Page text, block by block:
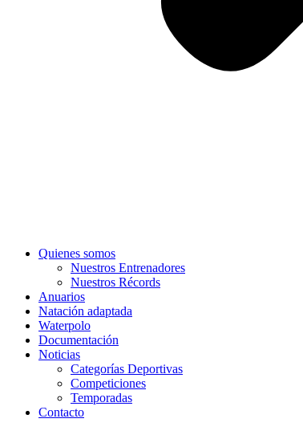
Quienes somos
Nuestros Entrenadores
Nuestros Récords
Anuarios
Natación adaptada
Waterpolo
Documentación
Noticias
Categorías Deportivas
Competiciones
Temporadas
Contacto